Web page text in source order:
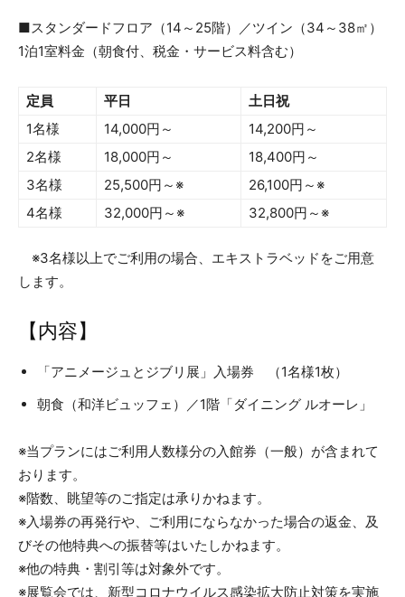
■スタンダードフロア（14～25階）／ツイン（34～38㎡）
1泊1室料金（朝食付、税金・サービス料含む）
定員 平日
土日祝
1名様
14,000円～
14,200円～
2名様
18,000円～
18,400円～
3名様
25,500円～※
26,100円～※
4名様
32,000円～※ 32,800円～※
※3名様以上でご利用の場合、エキストラベッドをご用意
します。
【内容】
「アニメージュとジブリ展」入場券 （1名様1枚）
朝食（和洋ビュッフェ）／1階「ダイニング ルオーレ」
※当プランにはご利用人数様分の入館券（一般）が含まれて
おります。
※階数、眺望等のご指定は承りかねます。
※入場券の再発行や、ご利用にならなかった場合の返金、及
びその他特典への振替等はいたしかねます。
※他の特典・割引等は対象外です。
※展覧会では、新型コロナウイルス感染拡大防止対策を実施